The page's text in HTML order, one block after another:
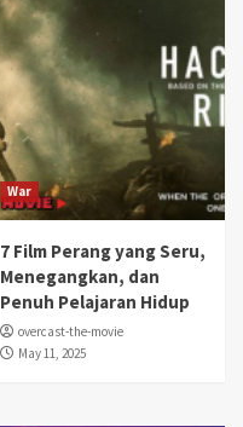
War
7 Film Perang yang Seru,
Menegangkan, dan
Penuh Pelajaran Hidup
overcast-the-movie
May 11, 2025